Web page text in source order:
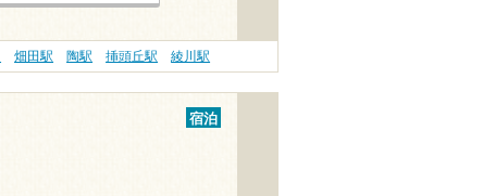
畑田駅 陶駅 挿頭丘駅 綾川駅
宿泊